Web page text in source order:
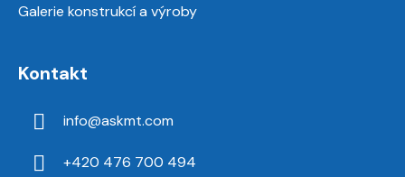
Galerie konstrukcí a výroby
Kontakt
info@askmt.com
+420 476 700 494